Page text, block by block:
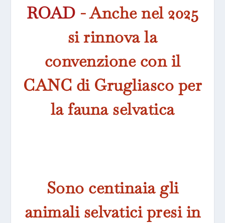
ROAD - Anche nel 2025
si rinnova la
convenzione con il
CANC di Grugliasco per
la fauna selvatica
Sono centinaia gli
animali selvatici presi in